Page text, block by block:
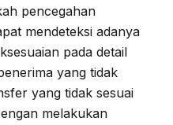
pencegahan
mendeteksi adanya
pada detail
yang tidak
yang tidak sesuai
melakukan